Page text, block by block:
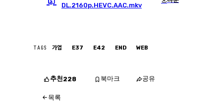
DL.2160p.HEVC.AAC.mkv
TAGS 가업 E37 E42 END WEB
추천228 북마크 공유
목록